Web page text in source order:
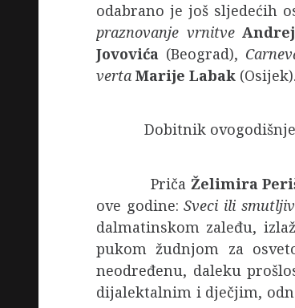
odabrano je još sljedećih
praznovanje vrnitve
Jovovića (Beograd),
verta Marije Labak (Osijek).
Dobitnik ovogodišnje
Priča Želimira
ove godine:Sveci ili
dalmatinskom zaleđu,
pukom žudnjom za
neodređenu, daleku
dijalektalnim i dječjim,